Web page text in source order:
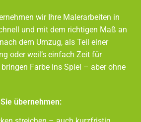
wir Ihre Malerarbeiten in
und mit dem richtigen Maß an
dem Umzug, als Teil einer
oder weil’s einfach Zeit für
Farbe ins Spiel – aber ohne
übernehmen: